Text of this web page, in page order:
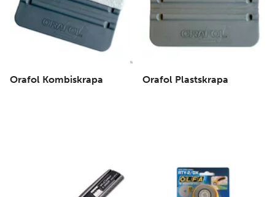
Orafol Kombiskrapa Orafol Plastskrapa